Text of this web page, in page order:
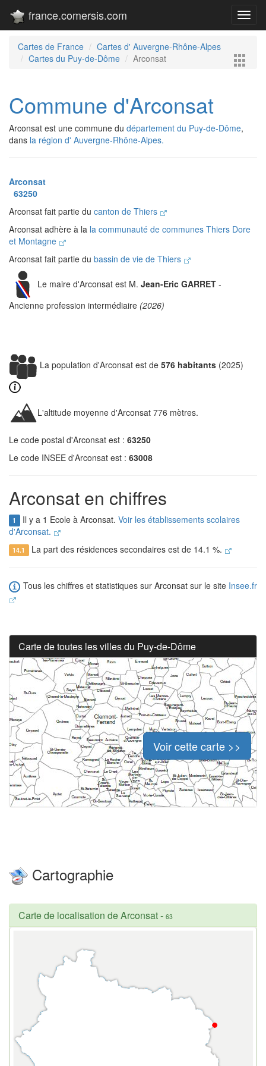
france.comersis.com
Cartes de France
Cartes d' Auvergne-Rhône-Alpes
Cartes du Puy-de-Dôme
Arconsat
Commune d'Arconsat
Arconsat est une commune du département du Puy-de-Dôme,
dans la région d' Auvergne-Rhône-Alpes.
Arconsat
63250
Arconsat fait partie du canton de Thiers
Arconsat adhère à la la communauté de communes Thiers Dore
et Montagne
Arconsat fait partie du bassin de vie de Thiers
Le maire d'Arconsat est M. Jean-Eric GARRET -
Ancienne profession intermédiaire (2026)
La population d'Arconsat est de 576 habitants (2025)
L'altitude moyenne d'Arconsat 776 mètres.
Le code postal d'Arconsat est : 63250
Le code INSEE d'Arconsat est : 63008
Arconsat en chiffres
1 Il y a 1 Ecole à Arconsat. Voir les établissements scolaires
d'Arconsat.
14.1 La part des résidences secondaires est de 14.1 %.
Tous les chiffres et statistiques sur Arconsat sur le site Insee.fr
Carte de toutes les villes du Puy-de-Dôme
Voir cette carte >>
Cartographie
Carte de localisation de Arconsat- 63